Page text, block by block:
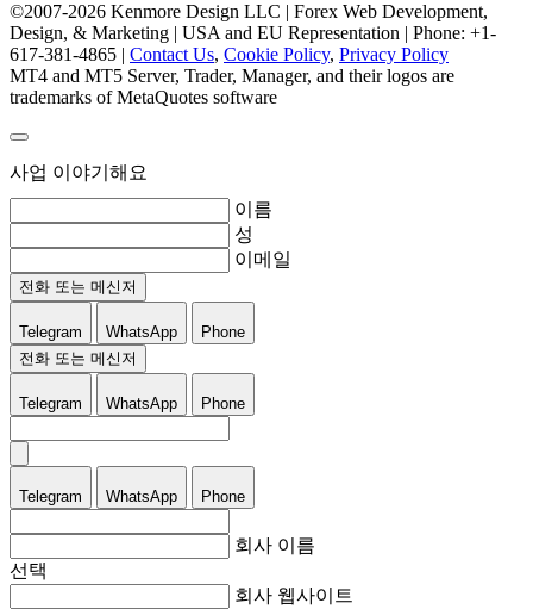
©2007-2026 Kenmore Design LLC | Forex Web Development,
Design, & Marketing | USA and EU Representation | Phone: +1-
617-381-4865 | Contact Us, Cookie Policy, Privacy Policy
MT4 and MT5 Server, Trader, Manager, and their logos are
trademarks of MetaQuotes software
사업 이야기해요
이름
성
이메일
전화 또는 메신저
Telegram WhatsApp
Phone
전화 또는 메신저
Telegram WhatsApp Phone
Telegram WhatsApp Phone
회사 이름
선택
회사 웹사이트